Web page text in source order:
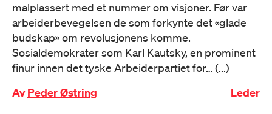
malplassert med et nummer om visjoner. Før var
arbeiderbevegelsen de som forkynte det «glade
budskap» om revolusjonens komme.
Sosialdemokrater som Karl Kautsky, en prominent
finur innen det tyske Arbeiderpartiet for… (...)
AvPeder Østring Leder